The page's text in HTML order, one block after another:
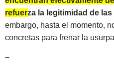
refuerza la legitimidad de
embargo, hasta el momento,
concretas para frenar la
–